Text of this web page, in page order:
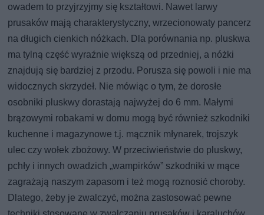
owadem to przyjrzyjmy się kształtowi. Nawet larwy
prusaków mają charakterystyczny, wrzecionowaty pancerz
na długich cienkich nóżkach. Dla porównania np. pluskwa
ma tylną część wyraźnie większą od przedniej, a nóżki
znajdują się bardziej z przodu. Porusza się powoli i nie ma
widocznych skrzydeł. Nie mówiąc o tym, że dorosłe
osobniki pluskwy dorastają najwyżej do 6 mm. Małymi
brązowymi robakami w domu mogą być również szkodniki
kuchenne i magazynowe t.j. mącznik młynarek, trojszyk
ulec czy wołek zbożowy. W przeciwieństwie do pluskwy,
pchły i innych owadzich „wampirków” szkodniki w mące
zagrażają naszym zapasom i też mogą roznosić choroby.
Dlatego, żeby je zwalczyć, można zastosować pewne